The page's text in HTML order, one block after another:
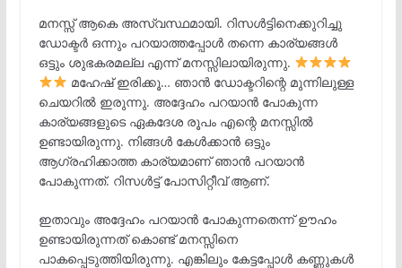
മനസ്സ് ആകെ അസ്വസ്ഥമായി. റിസൾട്ടിനെക്കുറിച്ചു
ഡോക്ടർ ഒന്നും പറയാത്തപ്പോൾ തന്നെ കാര്യങ്ങൾ
ഒട്ടും ശുഭകരമല്ല എന്ന് മനസ്സിലായിരുന്നു.
മഹേഷ്‌ ഇരിക്കൂ… ഞാൻ ഡോക്ടറിന്റെ മുന്നിലുള്ള
ചെയറിൽ ഇരുന്നു. അദ്ദേഹം പറയാൻ പോകുന്ന
കാര്യങ്ങളുടെ ഏകദേശ രൂപം എന്റെ മനസ്സിൽ
ഉണ്ടായിരുന്നു. നിങ്ങൾ കേൾക്കാൻ ഒട്ടും
ആഗ്രഹിക്കാത്ത കാര്യമാണ് ഞാൻ പറയാൻ
പോകുന്നത്. റിസൾട്ട്‌ പോസിറ്റീവ് ആണ്.
ഇതാവും അദ്ദേഹം പറയാൻ പോകുന്നതെന്ന് ഊഹം
ഉണ്ടായിരുന്നത് കൊണ്ട് മനസ്സിനെ
പാകപ്പെടുത്തിയിരുന്നു. എങ്കിലും കേട്ടപ്പോൾ കണ്ണുകൾ